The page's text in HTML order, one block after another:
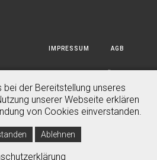
IMPRESSUM AGB
HAFTUNGSAUSSCHLUSS
bei der Bereitstellung unseres
unserer Webseite erklären
von Cookies einverstanden.
Ablehnen